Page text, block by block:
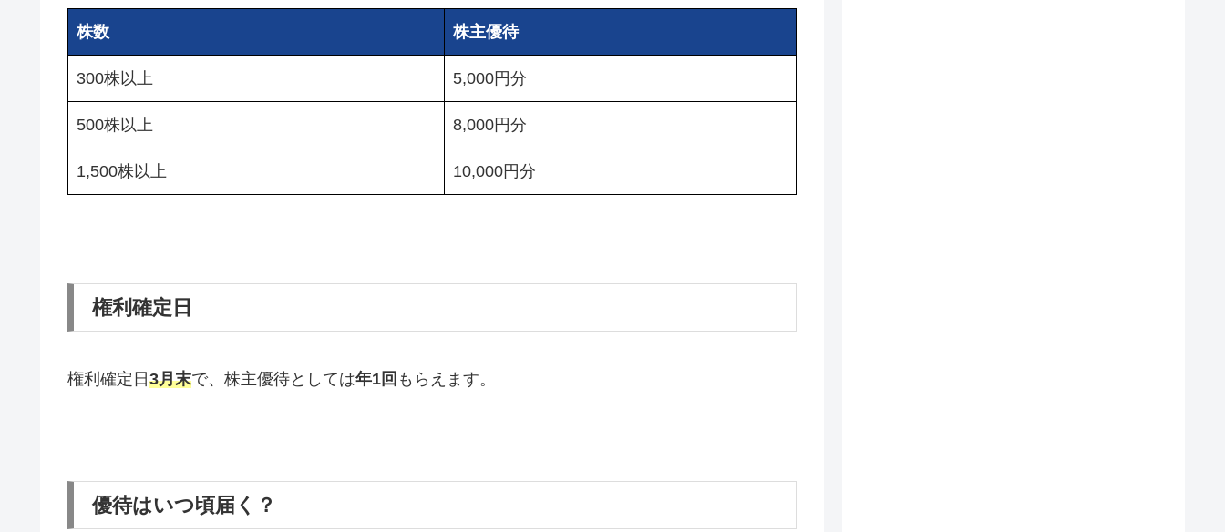
株数 株主優待
300株以上 5,000円分
500株以上 8,000円分
1,500株以上 10,000円分
権利確定日
権利確定日3月末で、株主優待としては年1回 もらえます。
優待はいつ頃届く？